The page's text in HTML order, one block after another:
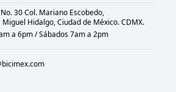
30 Col. Mariano Escobedo,
Miguel Hidalgo, Ciudad de México. CDMX.
a 6pm / Sábados 7am a 2pm